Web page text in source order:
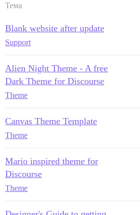
Тема
Blank website after update
Support
Alien Night Theme - A free
Dark Theme for Discourse
Theme
Canvas Theme Template
Theme
Mario inspired theme for
Discourse
Theme